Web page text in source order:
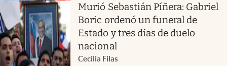
Murió Sebastián Píñera: Gabriel
Boric ordenó un funeral de
Estado y tres días de duelo
nacional
Cecilia Filas